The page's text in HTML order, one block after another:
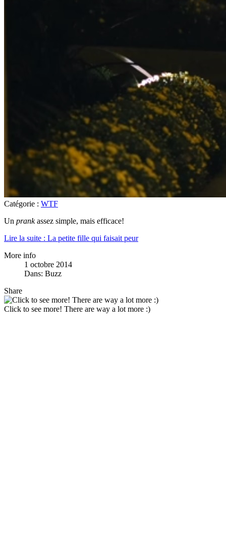
Catégorie : WTF
Un prankassez simple, mais efficace!
Lire la suite : La petite fille qui faisait peur
More info
1 octobre 2014
Dans: Buzz
Share
Click to see more! There are way a lot more :)